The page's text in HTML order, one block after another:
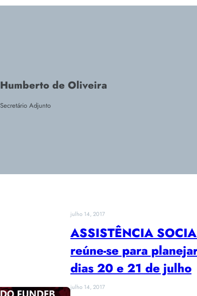
Humberto de Oliveira
Secretário Adjunto
julho 14, 2017
ASSISTÊNCIA
reúne-se para
dias 20 e 21 de julho
julho 14, 2017